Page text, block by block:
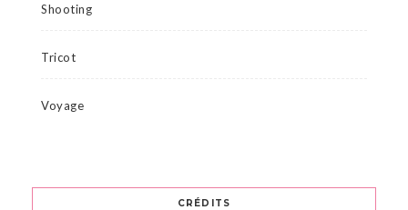
Shooting
Tricot
Voyage
CRÉDITS